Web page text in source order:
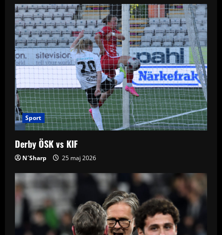
Sport
Derby ÖSK vs KIF
N´Sharp 25 maj 2026